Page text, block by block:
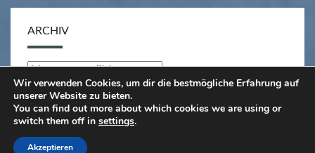
ARCHIV
Archiv
© 2026|Stolz präsentiert von
Wir verwenden Cookies, um dir die bestmögliche Erfahrung auf
unserer Website zu bieten.
You can find out more about which cookies we are using or
switch them off in settings.
Akzeptieren